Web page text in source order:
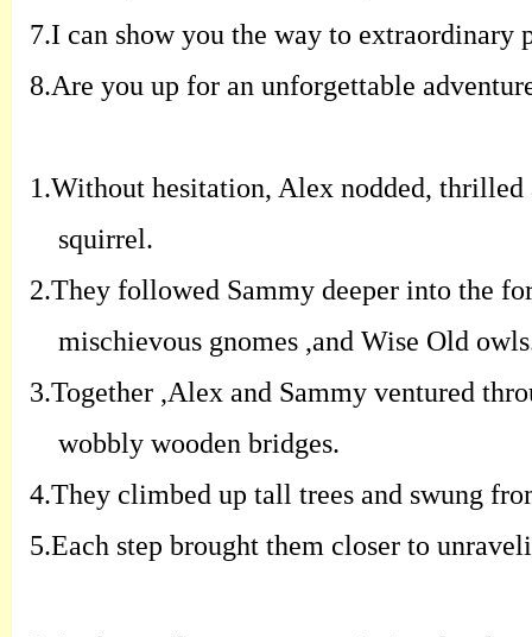
7.I can show you the way to extraordinary
8.Are you up for an unforgettable
1.Without hesitation, Alex nodded,
squirrel.
2.They followed Sammy deeper into the
mischievous gnomes ,and Wise Old
3.Together ,Alex and Sammy ventured
wobbly wooden bridges.
4.They climbed up tall trees and swung
5.Each step brought them closer to